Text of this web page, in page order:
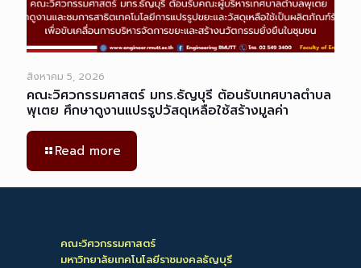
สิงหาคม 5, 2026
คณะวิศวกรรมศาสตร์ มทร.ธัญบุรี ต้อนรับเทศบาลตำบล
พุเตย ศึกษาดูงานแปรรูปวัสดุเหลือใช้สร้างมูลค่า
Read more
คณะวิศวกรรมศาสตร์
มหาวิทยาลัยเทคโนโลยีราชมงคลธัญบุรี